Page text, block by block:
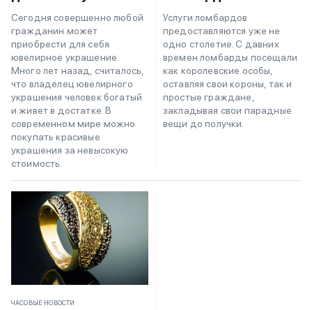
Сегодня совершенно любой
гражданин может
приобрести для себя
ювелирное украшение.
Много лет назад, считалось,
что владелец ювелирного
украшения человек богатый
и живет в достатке. В
современном мире можно
покупать красивые
украшения за невысокую
стоимость.
Услуги ломбардов
предоставляются уже не
одно столетие. С давних
времен ломбарды посещали
как королевские особы,
оставляя свои короны, так и
простые граждане,
закладывая свои парадные
вещи до получки.
ЧАСОВЫЕ НОВОСТИ